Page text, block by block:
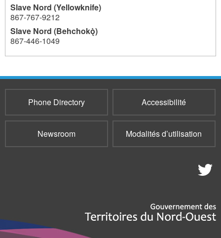
Slave Nord (Yellowknife)
867-767-9212
Slave Nord (Behchokǫ̀)
867-446-1049
776
Phone Directory Accessibilité
Newsroom Modalités d’utilisation